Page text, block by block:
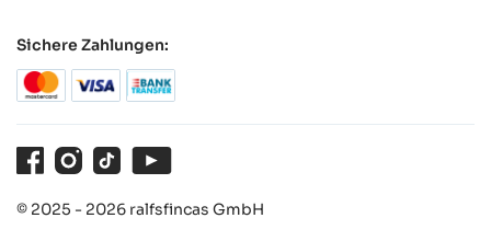
Sichere Zahlungen:
FacebookInstagram
TikTok
© 2025 - 2026 ralfsfincas GmbH